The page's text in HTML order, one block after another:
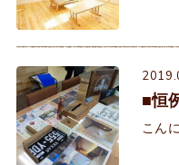
きま
にイ
■恒
こん